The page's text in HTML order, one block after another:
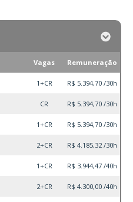
Vagas Remuneração
1+CR R$ 5.394,70 /30h
CR R$ 5.394,70 /30h
1+CR R$ 5.394,70 /30h
2+CR R$ 4.185,32 /30h
1+CR R$ 3.944,47 /40h
2+CR R$ 4.300,00 /40h